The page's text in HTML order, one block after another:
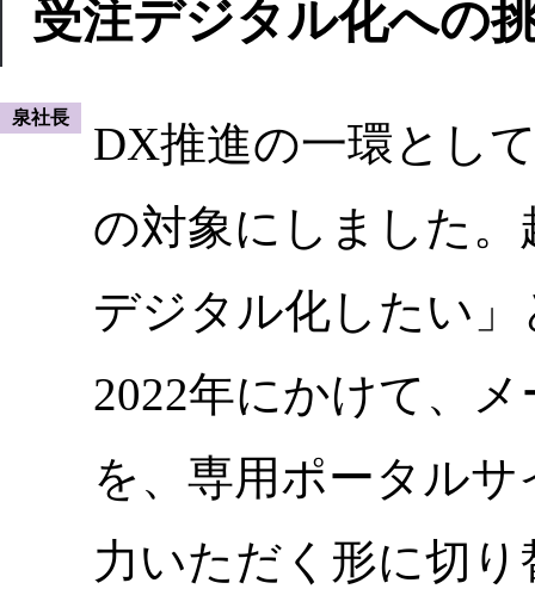
受注デジタル化への
泉社長
DX推進の一環とし
の対象にしました
デジタル化したい
2022年にかけて、
を、専用ポータル
力いただく形に切